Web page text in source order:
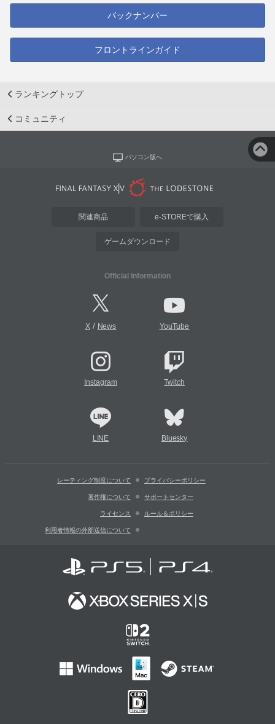
バックナンバー
フロントラインガイド
ランキングトップ
コミュニティ
パソコン版へ
関連商品 e-STOREで購入
ゲームダウンロード
Official Information
X/ News YouTube
Instagram Twitch
LINE Bluesky
レーティング制度について プライバシーポリシー
著作権について サポートセンター
ライセンス ルール＆ポリシー
利用者情報の外部送信について